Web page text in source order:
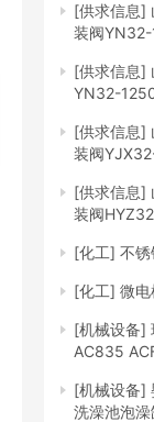
[供求信息]
装阀
[供求信息]
YN32-
[供求信息]
装阀
[供求信息]
装阀
[化工] 不锈
[化工] 微
[机械设备]
AC835
[机械设备]
洗澡池泡澡